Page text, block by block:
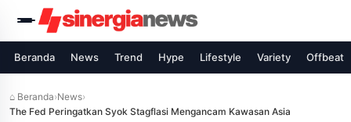
Beranda News Trend Hype Lifestyle Variety Offbeat
⌂ Beranda›News›
The Fed Peringatkan Syok Stagflasi Mengancam Kawasan Asia